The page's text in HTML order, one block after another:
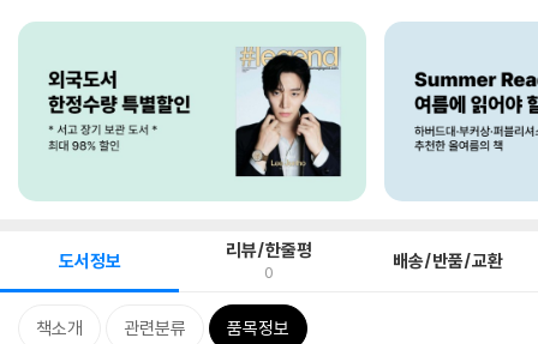
도서정보 리뷰/한줄평
0 배송/반품/교환
책소개 관련분류 품목정보